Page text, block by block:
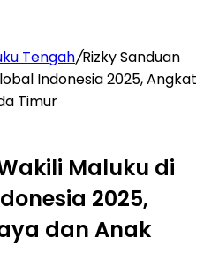
Tengah/Rizky Sanduan
Indonesia 2025, Angkat
Timur
Maluku di
2025,
dan Anak